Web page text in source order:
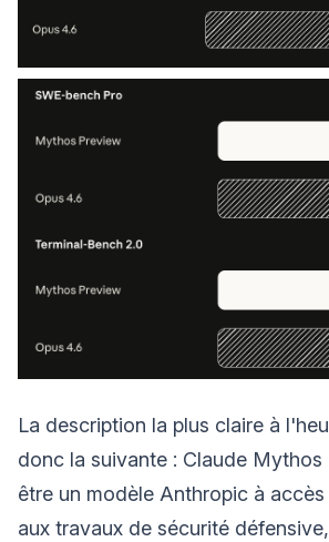
La description la plus claire à
donc la suivante : Claude Mythos
être un modèle Anthropic à
aux travaux de sécurité